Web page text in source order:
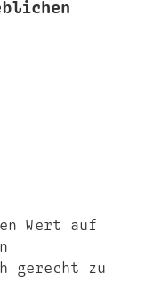
Wert auf
gerecht zu